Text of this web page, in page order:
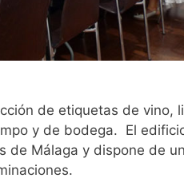
de etiquetas de
y de bodega. El
de Málaga y dispone de